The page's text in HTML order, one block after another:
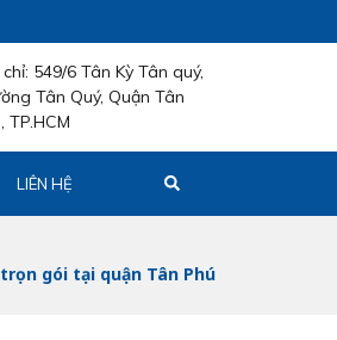
549/6 Tân Kỳ Tân quý,
Tân Quý, Quận Tân
TP.HCM
LIÊN HỆ
gói tại quận Tân Phú